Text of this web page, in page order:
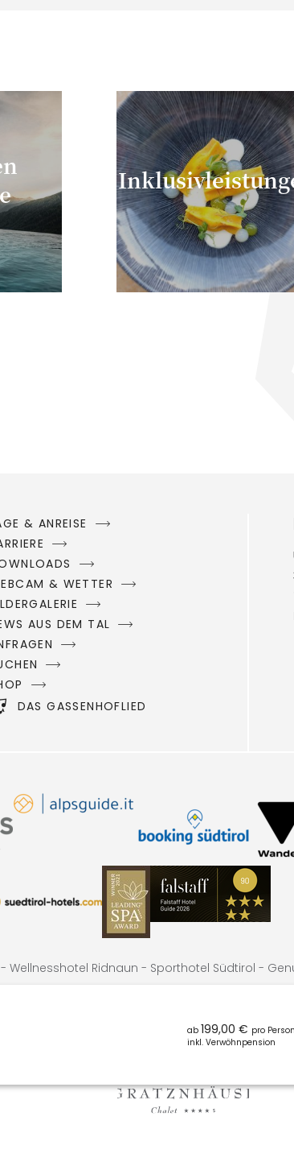
ab 199,00 € pro Person
inkl. Verwöhnpension
& ANREISE
& WETTER
AUS DEM TAL
DAS GASSENHOFLIED
Wellnesshotel Ridnaun - Sporthotel Südtirol -